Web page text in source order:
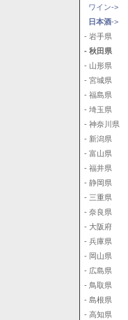
ワイン->
日本酒->
- 岩手県
- 秋田県
- 山形県
- 宮城県
- 福島県
- 埼玉県
- 神奈川県
- 新潟県
- 富山県
- 福井県
- 静岡県
- 三重県
- 奈良県
- 大阪府
- 兵庫県
- 岡山県
- 広島県
- 鳥取県
- 島根県
- 高知県